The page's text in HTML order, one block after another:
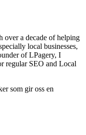
over a decade of helping
local businesses,
of LPagery, I
regular SEO and Local
som gir oss en